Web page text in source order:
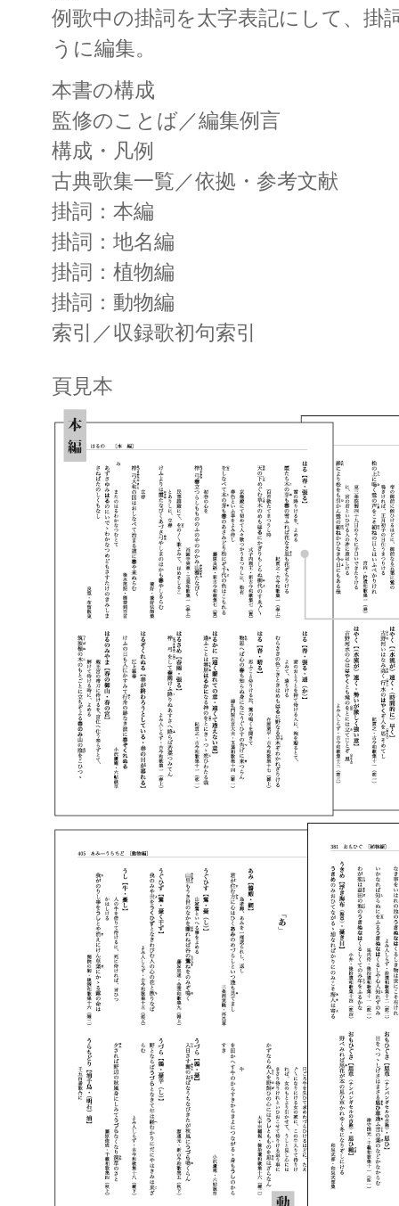
例歌中の掛詞を太字表記にして、掛
うに編集。
本書の構成
監修のことば／編集例言
構成・凡例
古典歌集一覧／依拠・参考文献
掛詞：本編
掛詞：地名編
掛詞：植物編
掛詞：動物編
索引／収録歌初句索引
頁見本